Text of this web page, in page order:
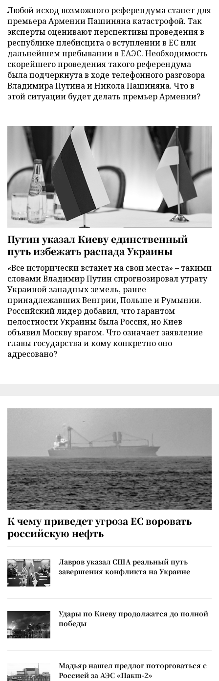
Любой исход возможного референдума станет для
премьера Армении Пашиняна катастрофой. Так
эксперты оценивают перспективы проведения в
республике плебисцита о вступлении в ЕС или
дальнейшем пребывании в ЕАЭС. Необходимость
скорейшего проведения такого референдума
была подчеркнута в ходе телефонного разговора
Владимира Путина и Никола Пашиняна. Что в
этой ситуации будет делать премьер Армении?
Путин указал Киеву единственный
путь избежать распада Украины
«Все исторически встанет на свои места» – такими
словами Владимир Путин спрогнозировал утрату
Украиной западных земель, ранее
принадлежавших Венгрии, Польше и Румынии.
Российский лидер добавил, что гарантом
целостности Украины была Россия, но Киев
объявил Москву врагом. Что означает заявление
главы государства и кому конкретно оно
адресовано?
К чему приведет угроза ЕС воровать
российскую нефть
Лавров указал США реальный путь
завершения конфликта на Украине
Удары по Киеву продолжатся до полной
победы
Мадьяр нашел предлог поторговаться с
Россией за АЭС «Пакш-2»